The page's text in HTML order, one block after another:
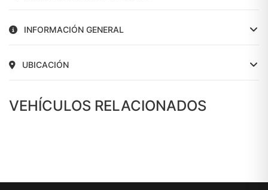
INFORMACIÓN GENERAL
UBICACIÓN
VEHÍCULOS RELACIONADOS